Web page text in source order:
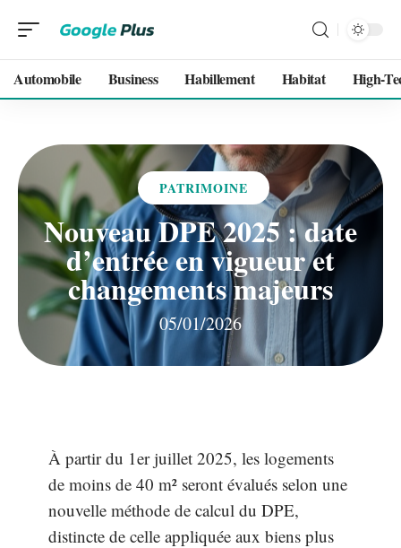
Automobile Business Habillement Habitat High-
PATRIMOINE
Nouveau DPE 2025 : date
d’entrée en vigueur et
changements majeurs
05/01/2026
À partir du 1er juillet 2025, les logements
de moins de 40 m² seront évalués selon une
nouvelle méthode de calcul du DPE,
distincte de celle appliquée aux biens plus